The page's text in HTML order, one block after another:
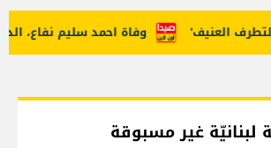
وفاة احمد سليم نفاع، الدفن عصر العنيف'
لبنانيّة غير مسبوقة